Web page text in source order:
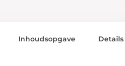
Inhoudsopgave Details